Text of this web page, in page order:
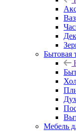
Бытовая
Мебель